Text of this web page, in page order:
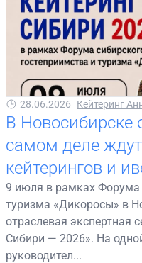
28.06.2026 Кейтеринг
В Новосибирске
самом деле
кейтерингов и
9 июля в рамках Форума
туризма «Дикоросы» в
отраслевая экспертная
Сибири — 2026». На
руководител...